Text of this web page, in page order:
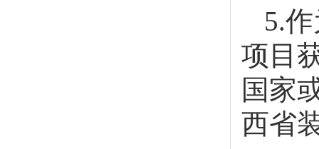
5.
项目
国家
西省